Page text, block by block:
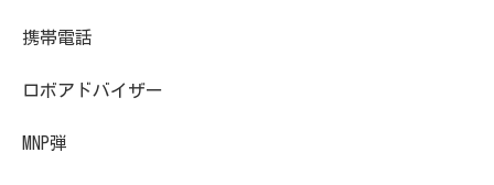
携帯電話
ロボアドバイザー
MNP弾